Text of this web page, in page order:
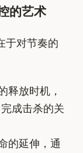
的艺术
于对节奏的
释放时机，
成击杀的关
的延伸，通